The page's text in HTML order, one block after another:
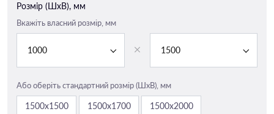
Розмір (ШxВ), мм
Вкажіть власний розмір, мм
1000 1500
Або оберіть стандартний розмір (ШxВ), мм
1500х1500 1500х1700 1500х2000